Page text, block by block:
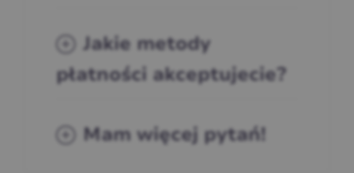
Jakie metody
płatności akceptujecie?
Mam więcej pytań!